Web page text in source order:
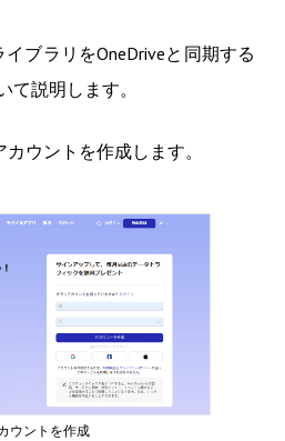
ブラリをOneDriveと同期する
て説明します。
ウントを作成します。
ウントを作成